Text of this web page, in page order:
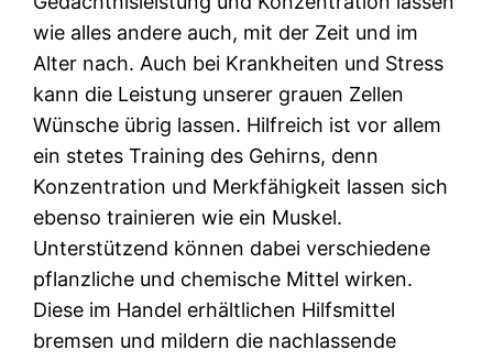
wie alles andere auch, mit der Zeit und im
Alter nach. Auch bei Krankheiten und Stress
kann die Leistung unserer grauen Zellen
Wünsche übrig lassen. Hilfreich ist vor allem
ein stetes Training des Gehirns, denn
Konzentration und Merkfähigkeit lassen sich
ebenso trainieren wie ein Muskel.
Unterstützend können dabei verschiedene
pflanzliche und chemische Mittel wirken.
Diese im Handel erhältlichen Hilfsmittel
bremsen und mildern die nachlassende